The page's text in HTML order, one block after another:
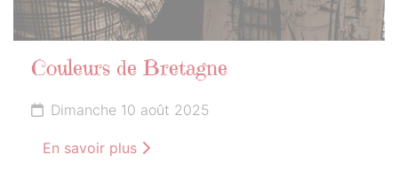
Couleurs de Bretagne
Dimanche 10 août 2025
En savoir plus